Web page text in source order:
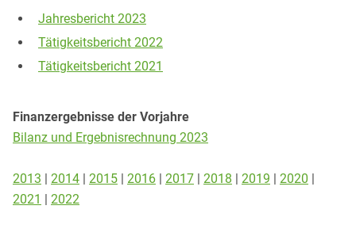
Jahresbericht 2023
Tätigkeitsbericht 2022
Tätigkeitsbericht 2021
Finanzergebnisse der Vorjahre
Bilanz und Ergebnisrechnung 2023
2013 | 2014 | 2015 | 2016 | 2017 | 2018 | 2019 | 2020 |
2021 | 2022